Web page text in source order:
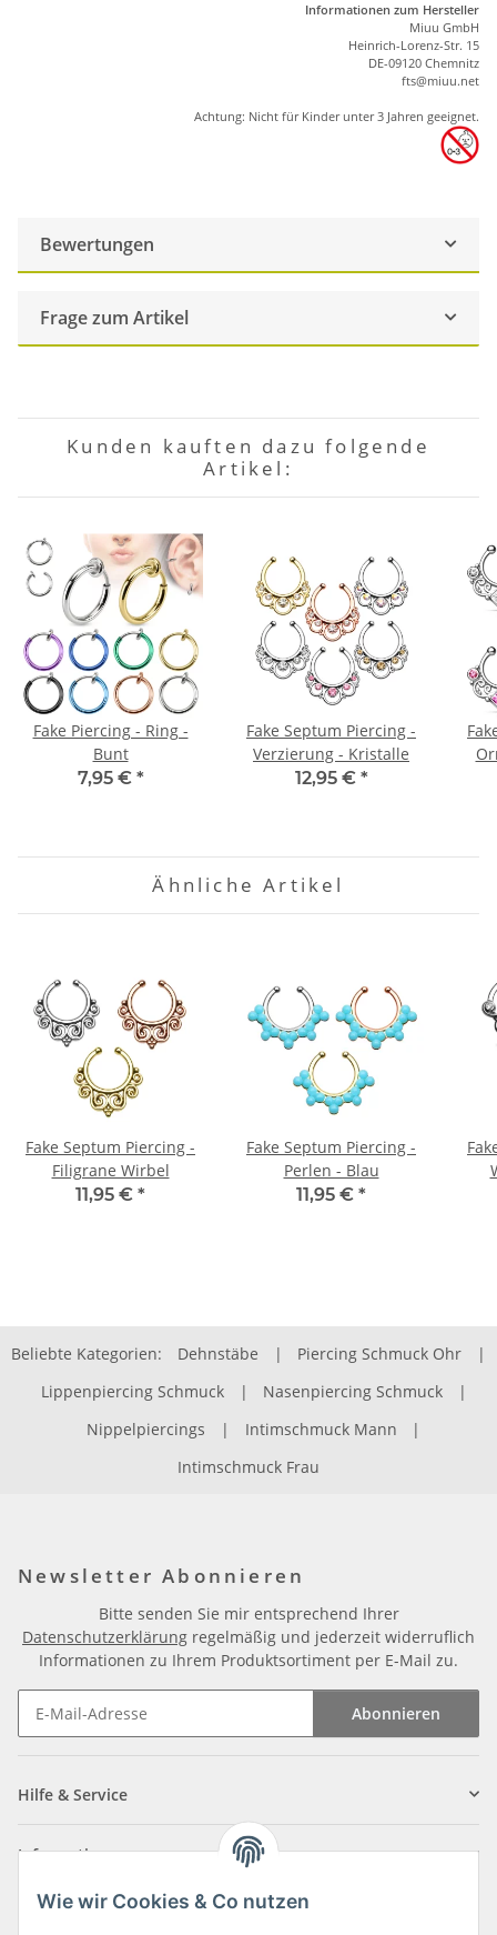
Wie wir Cookies & Co nutzen
Informationen zum Hersteller
Miuu GmbH
Heinrich-Lorenz-Str. 15
DE-09120 Chemnitz
fts@miuu.net
Achtung: Nicht für Kinder unter 3 Jahren geeignet.
Bewertungen
Frage zum Artikel
Kunden kauften dazu folgende
Artikel:
Fake Piercing - Ring -
Bunt
7,95 € *
Fake Septum Piercing -
Verzierung - Kristalle
12,95 € *
Ähnliche Artikel
Fake Septum Piercing -
Filigrane Wirbel
11,95 € *
Fake Septum Piercing -
Perlen - Blau
11,95 € *
Beliebte Kategorien: Dehnstäbe | Piercing Schmuck Ohr
|
Lippenpiercing Schmuck
| Nasenpiercing Schmuck
|
Nippelpiercings
| Intimschmuck Mann
|
Intimschmuck Frau
Newsletter Abonnieren
Bitte senden Sie mir entsprechend Ihrer
Datenschutzerklärung regelmäßig und jederzeit widerruflich
Informationen zu Ihrem Produktsortiment per E-Mail zu.
Abonnieren
Hilfe & Service
Informationen
Zahlungsarten